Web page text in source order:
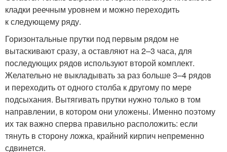
кладки реечным уровнем и можно переходить
к следующему ряду.
Горизонтальные прутки под первым рядом не
вытаскивают сразу, а оставляют на 2–3 часа, для
последующих рядов используют второй комплект.
Желательно не выкладывать за раз больше 3–4 рядов
и переходить от одного столба к другому по мере
подсыхания. Вытягивать прутки нужно только в том
направлении, в котором они уложены. Именно поэтому
их так важно сперва правильно расположить: если
тянуть в сторону ложка, крайний кирпич непременно
сдвинется.